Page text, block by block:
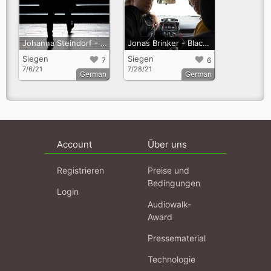
Johanna Steindorf - Street Haunting - Siegener Audiowalks
7
Siegen
7/6/21
German
Jonas Brinker - Black Box (in Kollaboration mit Cas Hieltjes)
6
Siegen
7/28/21
German
Account
Registrieren
Login
Über uns
Preise und
Bedingungen
Audiowalk-
Award
Pressematerial
Technologie